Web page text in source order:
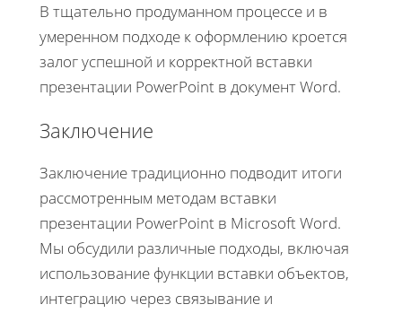
В тщательно продуманном процессе и в
умеренном подходе к оформлению кроется
залог успешной и корректной вставки
презентации PowerPoint в документ Word.
Заключение
Заключение традиционно подводит итоги
рассмотренным методам вставки
презентации PowerPoint в Microsoft Word.
Мы обсудили различные подходы, включая
использование функции вставки объектов,
интеграцию через связывание и